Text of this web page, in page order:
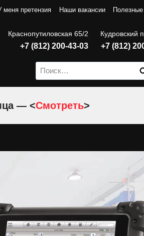
меня претензия Наши вакансии Полезные
Краснопутиловская 65/2
+7 (812) 200-43-03
Кудровский
+7 (812)
Найти:
— <Смотреть>